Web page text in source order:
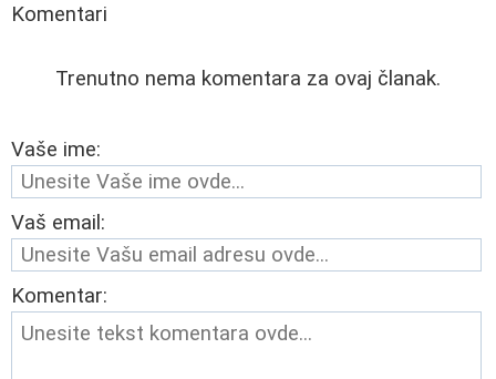
Komentari
Trenutno nema komentara za ovaj članak.
Vaše ime:
Vaš email:
Komentar: